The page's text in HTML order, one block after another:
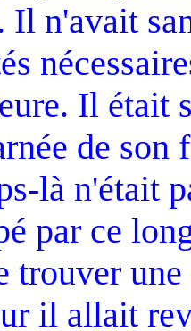
n'avait
Il était
de son
là n'était
par ce
trouver
il allait